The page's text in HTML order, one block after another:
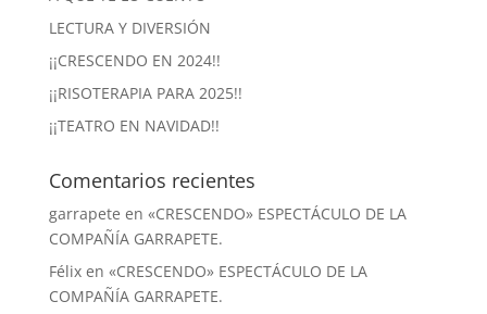
LECTURA Y DIVERSIÓN
¡¡CRESCENDO EN 2024!!
¡¡RISOTERAPIA PARA 2025!!
¡¡TEATRO EN NAVIDAD!!
Comentarios recientes
garrapete en «CRESCENDO» ESPECTÁCULO DE LA
COMPAÑÍA GARRAPETE.
Félixen «CRESCENDO» ESPECTÁCULO DE LA
COMPAÑÍA GARRAPETE.